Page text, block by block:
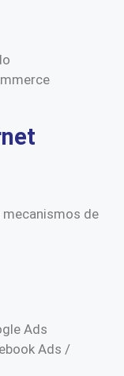
mecanismos de
Ads
Ads /